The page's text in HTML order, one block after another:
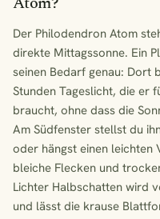
Der Philodendron Atom
direkte Mittagssonne. Ein
seinen Bedarf genau: Dort
Stunden Tageslicht, die er
braucht, ohne dass die
Am Südfenster stellst du
oder hängst einen leichten
bleiche Flecken und
Lichter Halbschatten wird
und lässt die krause